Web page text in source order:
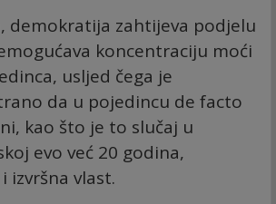
demokratija zahtijeva podjelu
koncentraciju moći
usljed čega je
da u pojedincu de facto
kao što je to slučaj u
evo već 20 godina,
izvršna vlast.